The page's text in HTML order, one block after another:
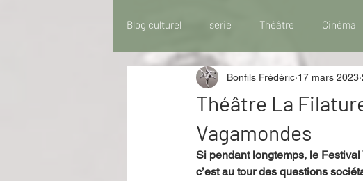
Blog culturel serie Théâtre Cinéma
Idées Sorties Idée de voyage
Performance Rire Récompense
Théâtre La
Vagamondes
Bonfils Frédéric 17 mars 2023
Si pendant longtemps, le
c’est au tour des questions